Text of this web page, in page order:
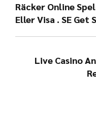
Räcker Online
Eller Visa . SE Get
Live Casino